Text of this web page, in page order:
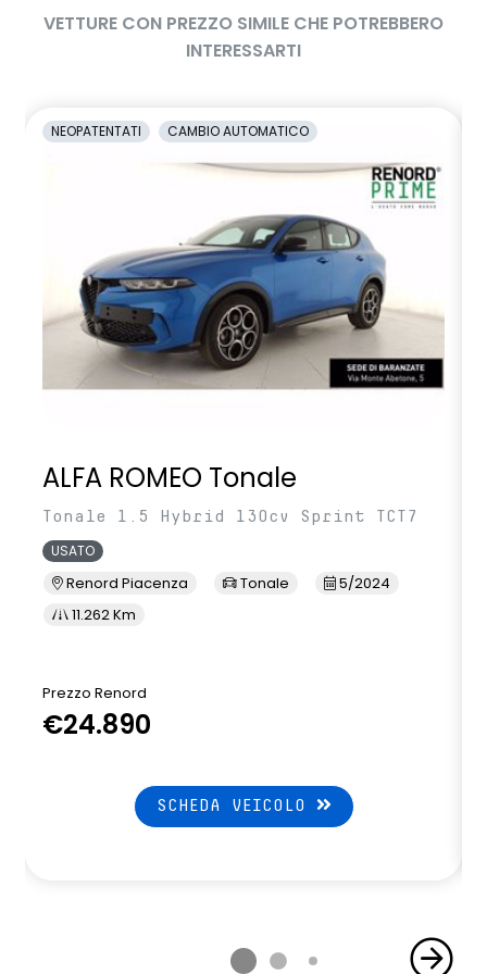
VETTURE CON PREZZO SIMILE CHE POTREBBERO
INTERESSARTI
NEOPATENTATI CAMBIO AUTOMATICO
ALFA ROMEO Tonale
Tonale 1.5 Hybrid 130cv Sprint TCT7
USATO
Renord Piacenza Tonale
5/2024
11.262 Km
Prezzo Renord
€24.890
SCHEDA VEICOLO